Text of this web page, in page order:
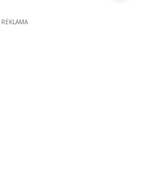
REKLAMA